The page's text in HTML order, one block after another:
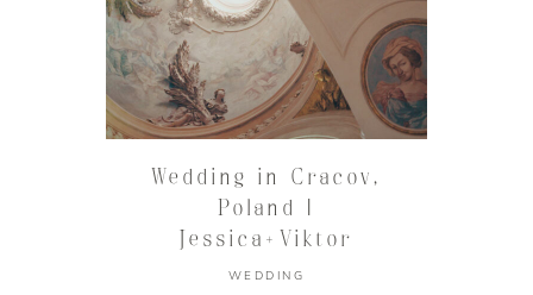
Wedding in Cracov,
Poland |
Jessica+Viktor
WEDDING